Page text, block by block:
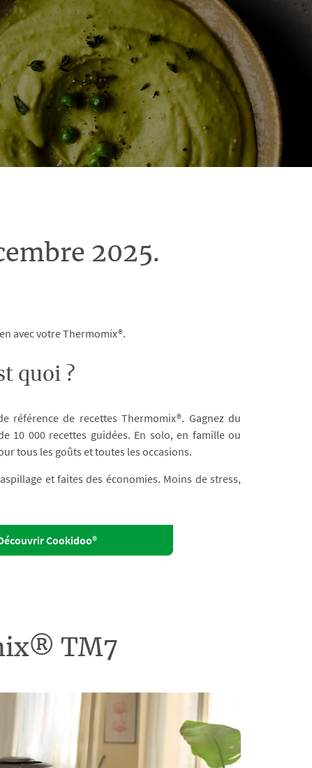
2025.
avec votre Thermomix®.
quoi ?
référence de recettes Thermomix®. Gagnez du
10 000 recettes guidées. En solo, en famille ou
tous les goûts et toutes les occasions.
et faites des économies. Moins de stress,
Cookidoo®
TM7